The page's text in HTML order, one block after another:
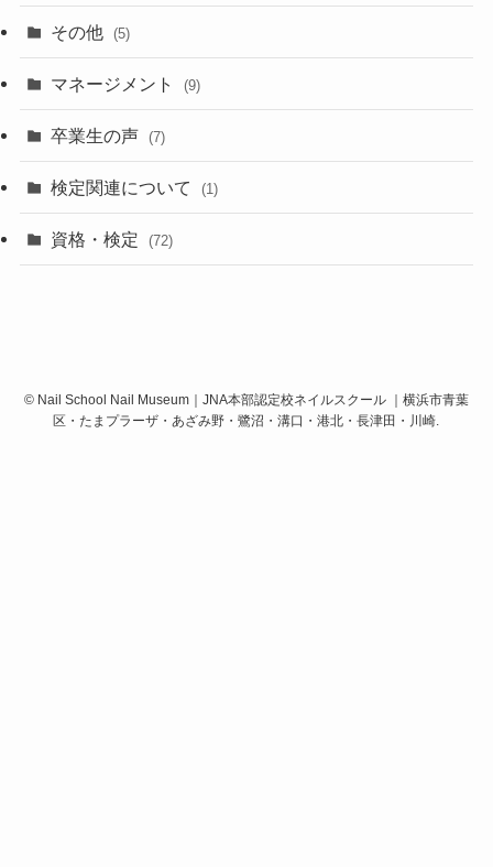
その他 (5)
マネージメント (9)
卒業生の声 (7)
検定関連について (1)
資格・検定 (72)
© Nail School Nail Museum｜JNA本部認定校ネイルスクール ｜横浜市青葉
区・たまプラーザ・あざみ野・鷺沼・溝口・港北・長津田・川崎.